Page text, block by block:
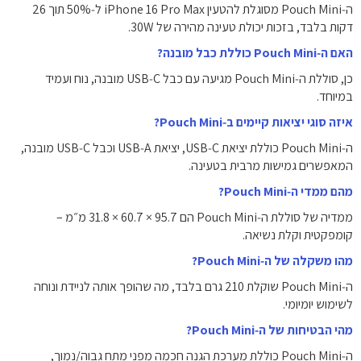
ה‑Pouch Mini מסוגלת להטעין iPhone 16 Pro Max ל‑50% תוך 26
דקות בלבד, בזכות יכולת טעינה מהירה של 30W.
האם ה‑Pouch Mini כוללת כבל מובנה?
כן, סוללת ה‑Pouch Mini מגיעה עם כבל USB‑C מובנה, נוח ועמיד
במיוחד.
איזה סוגי יציאות קיימים ב‑Pouch Mini?
ה‑Pouch Mini כוללת יציאת USB‑C, יציאת USB‑A וכבל USB‑C מובנה,
המאפשרים גמישות מרבית בטעינה.
מהם ממדי ה‑Pouch Mini?
ממדיה של סוללת ה‑Pouch Mini הם 95.7 × 60.7 × 31.8 מ״מ –
קומפקטית וקלת נשיאה.
מהו משקלה של ה‑Pouch Mini?
ה‑Pouch Mini שוקלת 210 גרם בלבד, מה שהופך אותה לניידת ונוחה
לשימוש יומיומי.
מהי הבטיחות של ה‑Pouch Mini?
ה‑Pouch Mini כוללת מערכת הגנה חכמה מפני מתח גבוה/נמוך,